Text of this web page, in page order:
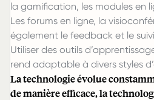
la gamification, les modules en
Les forums en ligne, la
également le feedback et le
Utiliser des outils
rend adaptable à divers styles
La technologie évolue
de manière efficace, la